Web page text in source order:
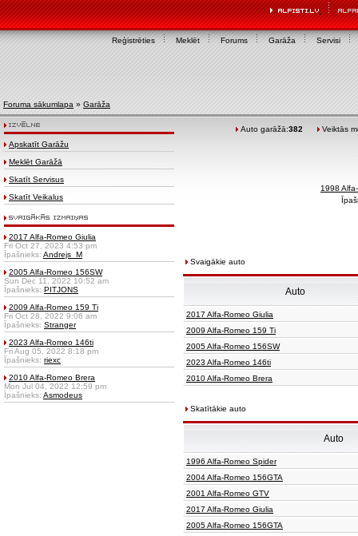
Reģistrēties Meklēt Forums Garāža Servisi
Foruma sākumlapa » Garāža
Apskatīt Garāžu
Meklēt Garāžā
Skatīt Servisus
Skatīt Veikalus
2017 Alfa-Romeo Giulia
Fri Oct 27, 2023 4:53 pm
Īpašnieks: Andrejs_M
2005 Alfa-Romeo 156SW
Sun Dec 11, 2022 10:52 am
Īpašnieks: PITJONS
2009 Alfa-Romeo 159 Ti
Fri Oct 28, 2022 9:06 am
Īpašnieks: Stranger
2023 Alfa-Romeo 146ti
Fri Aug 05, 2022 8:18 pm
Īpašnieks: riexc
2010 Alfa-Romeo Brera
Mon Jul 04, 2022 12:59 pm
Īpašnieks: Asmodeus
Auto garāžā:382 Veiktās
1998
Svaigākie auto
Auto
2017 Alfa-Romeo Giulia
2009 Alfa-Romeo 159 Ti
2005 Alfa-Romeo 156SW
2023 Alfa-Romeo 146ti
2010 Alfa-Romeo Brera
Skatītākie auto
Auto
1996 Alfa-Romeo Spider
2004 Alfa-Romeo 156GTA
2001 Alfa-Romeo GTV
2017 Alfa-Romeo Giulia
2005 Alfa-Romeo 156GTA